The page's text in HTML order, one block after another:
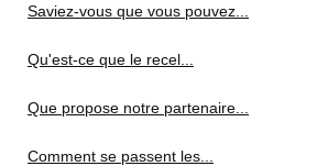
Saviez-vous que vous pouvez...
Qu'est-ce que le recel...
Que propose notre partenaire...
Comment se passent les...